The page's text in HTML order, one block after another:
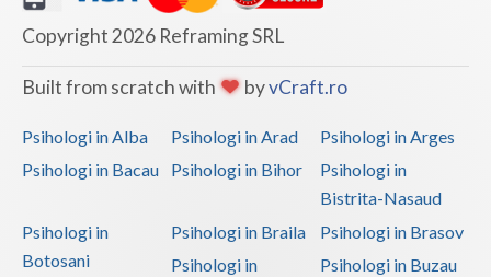
Copyright 2026 Reframing SRL
Built from scratch with byvCraft.ro
Psihologi in Alba Psihologi in Arad
Psihologi in Arges
Psihologi in Bacau
Psihologi in Bihor
Psihologi in
Bistrita-Nasaud
Psihologi in
Botosani
Psihologi in Braila
Psihologi in Brasov
Psihologi in
Psihologi in Buzau